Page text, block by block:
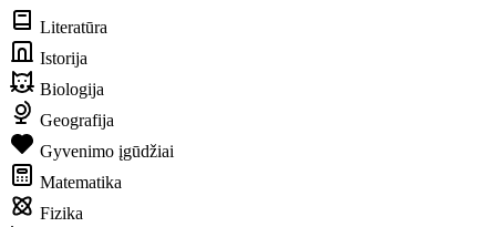
Literatūra
Istorija
Biologija
Geografija
Gyvenimo įgūdžiai
Matematika
Fizika